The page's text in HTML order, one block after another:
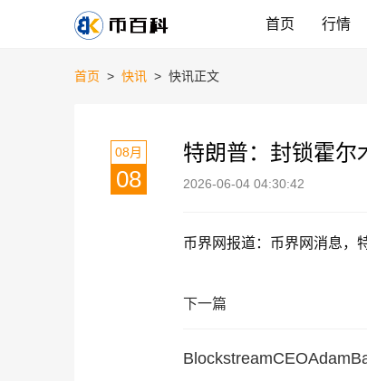
首页 行情
首页 > 快讯 > 快讯正文
特朗普：封锁霍尔
08月
08 2026-06-04 04:30:42
币界网报道：币界网消息，
下一篇